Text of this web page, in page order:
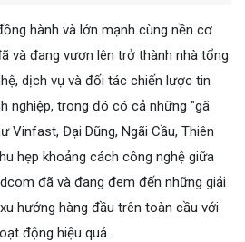
hành và lớn mạnh cùng nền cơ
và đang vươn lên trở thành nhà tổng
dịch vụ và đối tác chiến lược tin
nghiệp, trong đó có cả những "gã
Vinfast, Đại Dũng, Ngãi Cầu, Thiên
hẹp khoảng cách công nghệ giữa
đã và đang đem đến những giải
hướng hàng đầu trên toàn cầu với
động hiệu quả.